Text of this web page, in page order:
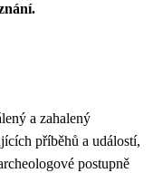
a zahalený
příběhů a událostí,
postupně